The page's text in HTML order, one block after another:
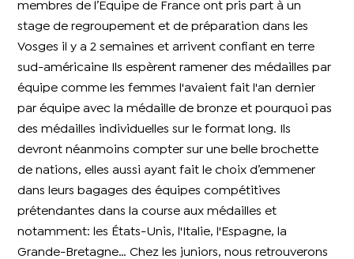
membres de l’Equipe de France ont pris part à un
stage de regroupement et de préparation dans les
Vosges il y a 2 semaines et arrivent confiant en terre
sud-américaine Ils espèrent ramener des médailles par
équipe comme les femmes l'avaient fait l'an dernier
par équipe avec la médaille de bronze et pourquoi pas
des médailles individuelles sur le format long. Ils
devront néanmoins compter sur une belle brochette
de nations, elles aussi ayant fait le choix d’emmener
dans leurs bagages des équipes compétitives
prétendantes dans la course aux médailles et
notamment: les États-Unis, l'Italie, l'Espagne, la
Grande-Bretagne… Chez les juniors, nous retrouverons